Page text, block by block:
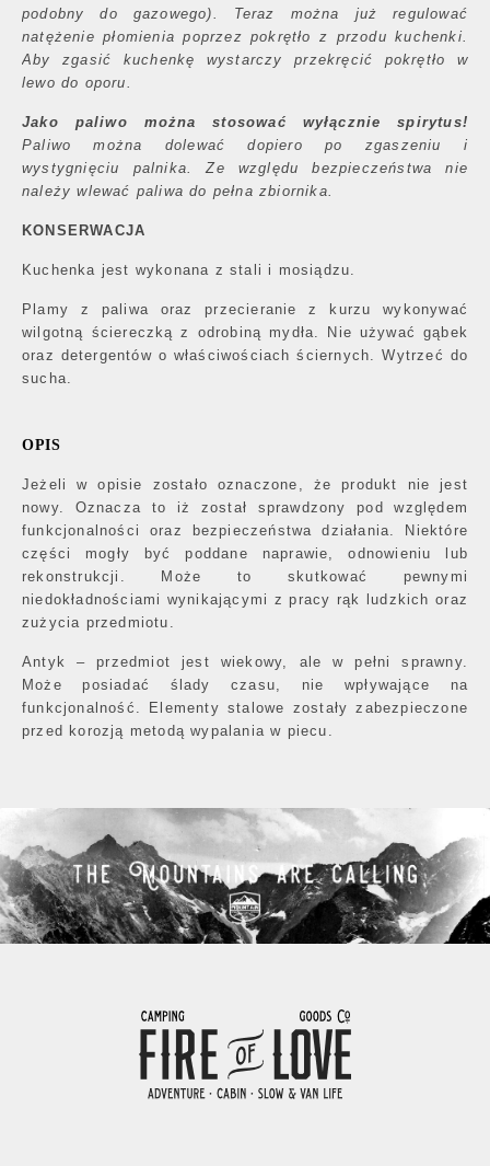
podobny do gazowego). Teraz można już regulować
natężenie płomienia poprzez pokrętło z przodu kuchenki.
Aby zgasić kuchenkę wystarczy przekręcić pokrętło w
lewo do oporu.
Jako paliwo można stosować wyłącznie spirytus!
Paliwo można dolewać dopiero po zgaszeniu i
wystygnięciu palnika. Ze względu bezpieczeństwa nie
należy wlewać paliwa do pełna zbiornika.
KONSERWACJA
Kuchenka jest wykonana z stali i mosiądzu.
Plamy z paliwa oraz przecieranie z kurzu wykonywać
wilgotną ściereczką z odrobiną mydła. Nie używać gąbek
oraz detergentów o właściwościach ściernych. Wytrzeć do
sucha.
OPIS
Jeżeli w opisie zostało oznaczone, że produkt nie jest
nowy. Oznacza to iż został sprawdzony pod względem
funkcjonalności oraz bezpieczeństwa działania. Niektóre
części mogły być poddane naprawie, odnowieniu lub
rekonstrukcji. Może to skutkować pewnymi
niedokładnościami wynikającymi z pracy rąk ludzkich oraz
zużycia przedmiotu.
Antyk – przedmiot jest wiekowy, ale w pełni sprawny.
Może posiadać ślady czasu, nie wpływające na
funkcjonalność. Elementy stalowe zostały zabezpieczone
przed korozją metodą wypalania w piecu.